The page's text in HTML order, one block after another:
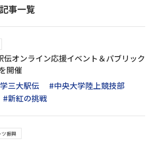
事一覧
伝オンライン応援イベント＆パブリック
開催
三大駅伝
#中央大学陸上競技部
#新紅の挑戦
ツ振興